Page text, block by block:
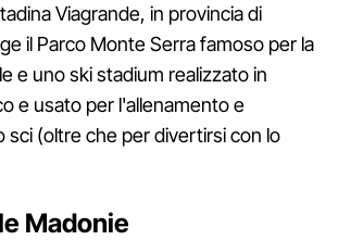
Viagrande, in provincia di
il Parco Monte Serra famoso per la
e uno ski stadium realizzato in
e usato per l'allenamento e
sci (oltre che per divertirsi con lo
Madonie